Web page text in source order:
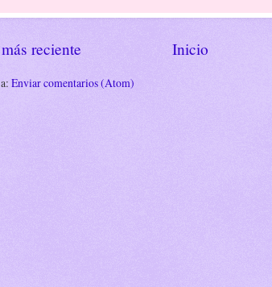
reciente Inicio
Enviar comentarios (Atom)